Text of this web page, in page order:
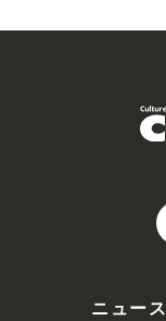
ニュース